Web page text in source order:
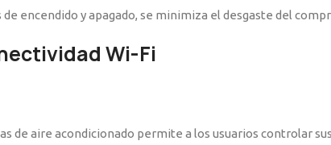
encendido y apagado, se minimiza el desgaste del
Wi-Fi
de aire acondicionado permite a los usuarios controlar